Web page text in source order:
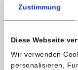
Zustimmung
Diese Webseite
Wir verwenden
personalisieren,